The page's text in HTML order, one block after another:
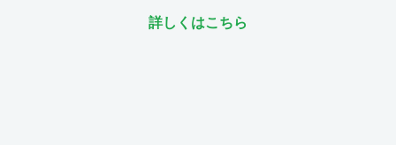
詳しくはこちら